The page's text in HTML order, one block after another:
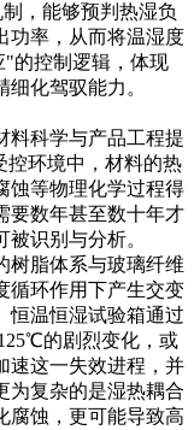
，能够预判热湿负
功率，从而将温湿度
的控制逻辑，体现
化驾驭能力。
料科学与产品工程提
控环境中，材料的热
蚀等物理化学过程得
要数年甚至数十年才
识别与分析。
树脂体系与玻璃纤维
循环作用下产生交变
恒温恒湿试验箱通过
的剧烈变化，或
这一失效进程，并
为复杂的是湿热耦合
腐蚀，更可能导致高